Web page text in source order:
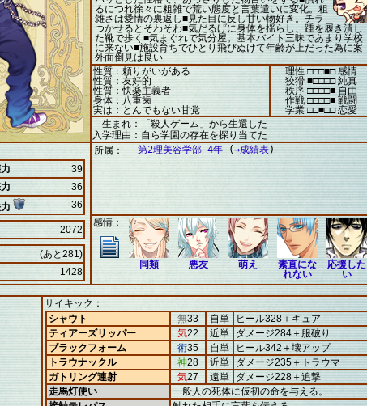
るにつれ徐々に粗雑で荒い態度と言葉遣いに変化。粗
雑さは愛情の裏返し■見た目に反し甘い物好き。チラ
つかせるとそわそわ■気だるげに身体を揺らし、踵を履き潰し
た靴で歩く■気まぐれで気分屋。基本バイト三昧であまり学校
に来ない■施設育ちでひとり飛びぬけて年齢が上だった為に案
外面倒見は良い
性質：頼りがいがある
性質：友好的
性質：快楽主義者
身体：八重歯
実は：とんでもない甘党
理性 □□□■□ 感情
狡猾 ■□□□□ 純真
秩序 □□□□■ 自由
作戦 □□□□■ 戦闘
学業 □□■□□ 恋愛
生まれ：「殺人ゲーム」から生還した
入学理由：自ら学園の存在を探り当てた
39
36
36
2072
(あと281)
1428
所属： 第2理美容学部 4年 (→成績表)
感情：
同類 悪友 萌え
素直にな
れない
応援した
い
サイキック：
シャウト
無33 自単
ヒール328＋キュア
ティアーズリッパー
気22 近単
ダメージ284＋服破り
ブラックフォーム
術35 自単
ヒール342＋壊アップ
トラウナックル
神28 近単
ダメージ235＋トラウマ
ガトリング連射
気27 遠単
ダメージ228＋追撃
走馬灯使い
一般人の死体に仮初の命を与える。